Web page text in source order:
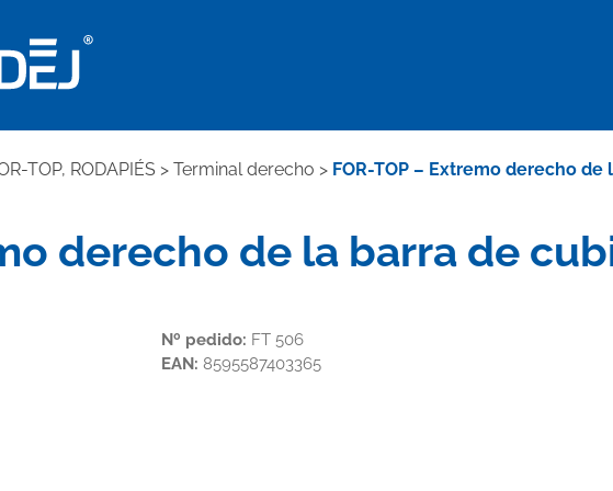
TOP, RODAPIÉS > Terminal derecho > FOR-TOP – Extremo derecho
derecho de la barra de
Nº pedido: FT 506
EAN: 8595587403365